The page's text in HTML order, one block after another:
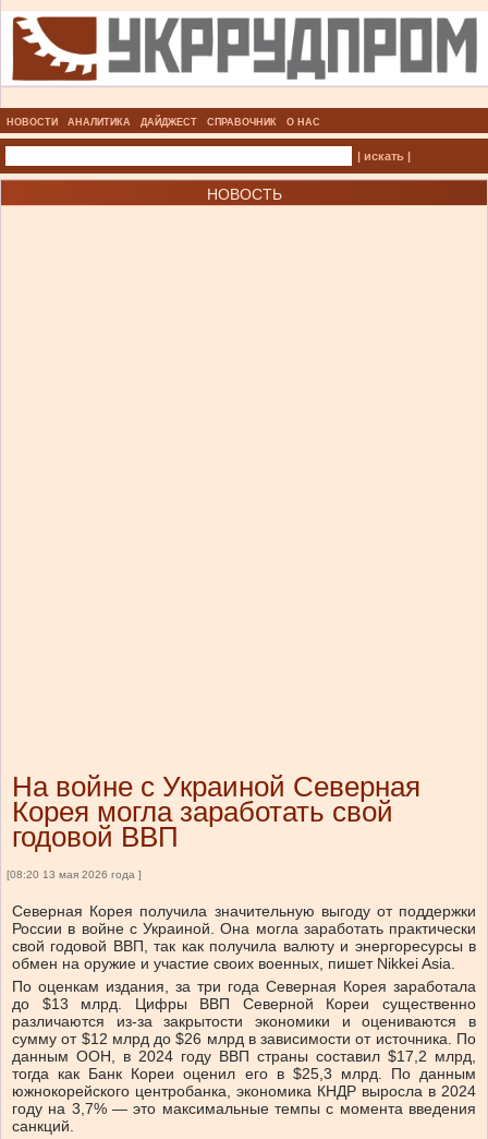
НОВОСТИ АНАЛИТИКА ДАЙДЖЕСТ СПРАВОЧНИК О НАС
| искать |
НОВОСТЬ
На войне с Украиной Северная
Корея могла заработать свой
годовой ВВП
[08:20 13 мая 2026 года ]
Северная Корея получила значительную выгоду от поддержки
России в войне с Украиной. Она могла заработать практически
свой годовой ВВП, так как получила валюту и энергоресурсы в
обмен на оружие и участие своих военных, пишет Nikkei Asia.
По оценкам издания, за три года Северная Корея заработала
до $13 млрд. Цифры ВВП Северной Кореи существенно
различаются из-за закрытости экономики и оцениваются в
сумму от $12 млрд до $26 млрд в зависимости от источника. По
данным ООН, в 2024 году ВВП страны составил $17,2 млрд,
тогда как Банк Кореи оценил его в $25,3 млрд. По данным
южнокорейского центробанка, экономика КНДР выросла в 2024
году на 3,7% — это максимальные темпы с момента введения
санкций.